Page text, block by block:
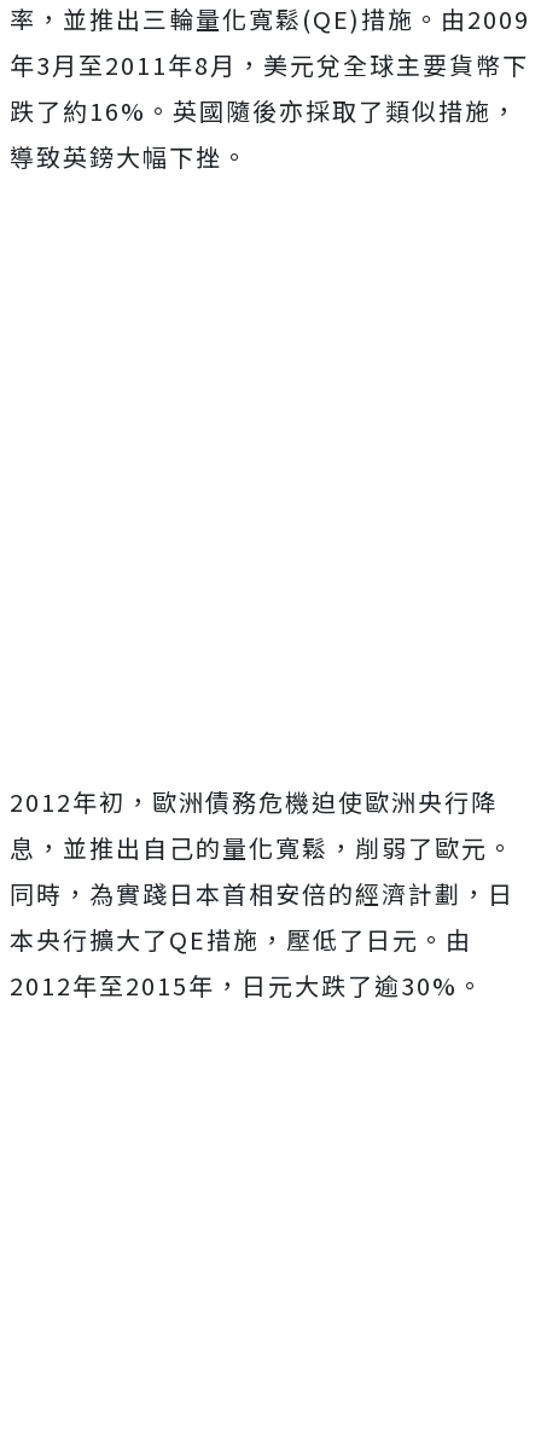
率，並推出三輪量化寬鬆(QE)措施。由2009
年3月至2011年8月，美元兌全球主要貨幣下
跌了約16%。英國隨後亦採取了類似措施，
導致英鎊大幅下挫。
2012年初，歐洲債務危機迫使歐洲央行降
息，並推出自己的量化寬鬆，削弱了歐元。
同時，為實踐日本首相安倍的經濟計劃，日
本央行擴大了QE措施，壓低了日元。由
2012年至2015年，日元大跌了逾30%。